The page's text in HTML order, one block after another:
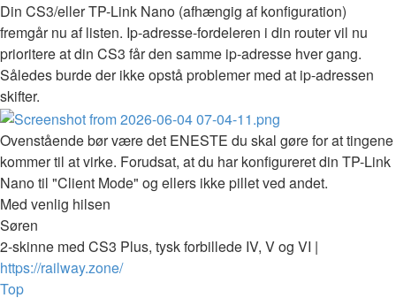
Din CS3/eller TP-Link Nano (afhængig af konfiguration)
fremgår nu af listen. Ip-adresse-fordeleren i din router vil nu
prioritere at din CS3 får den samme ip-adresse hver gang.
Således burde der ikke opstå problemer med at ip-adressen
skifter.
Ovenstående bør være det ENESTE du skal gøre for at tingene
kommer til at virke. Forudsat, at du har konfigureret din TP-Link
Nano til "Client Mode" og ellers ikke pillet ved andet.
Med venlig hilsen
Søren
2-skinne med CS3 Plus, tysk forbillede IV, V og VI |
https://railway.zone/
Top